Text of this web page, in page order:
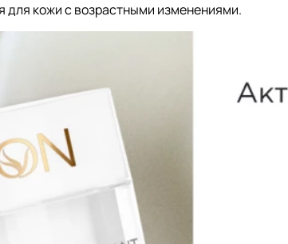
для кожи с возрастными изменениями.